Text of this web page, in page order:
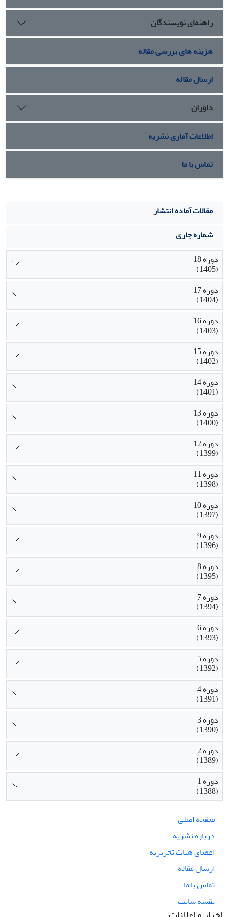
راهنمای نویسندگان
هزینه های بررسی مقاله
ارسال مقاله
داوران
اطلاعات آماری نشریه
تماس با ما
مقالات آماده انتشار
شماره جاری
دوره 18
(1405)
دوره 17
(1404)
دوره 16
(1403)
دوره 15
(1402)
دوره 14
(1401)
دوره 13
(1400)
دوره 12
(1399)
دوره 11
(1398)
دوره 10
(1397)
دوره 9
(1396)
دوره 8
(1395)
دوره 7
(1394)
دوره 6
(1393)
دوره 5
(1392)
دوره 4
(1391)
دوره 3
(1390)
دوره 2
(1389)
دوره 1
(1388)
صفحه اصلی
درباره نشریه
اعضای هیات تحریریه
ارسال مقاله
تماس با ما
نقشه سایت